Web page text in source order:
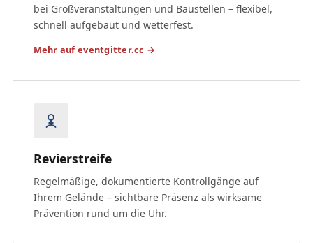
bei Großveranstaltungen und Baustellen – flexibel,
schnell aufgebaut und wetterfest.
Mehr auf eventgitter.cc →
Revierstreife
Regelmäßige, dokumentierte Kontrollgänge auf
Ihrem Gelände – sichtbare Präsenz als wirksame
Prävention rund um die Uhr.